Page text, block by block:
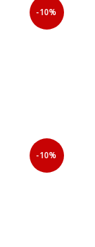
-10%
-10%